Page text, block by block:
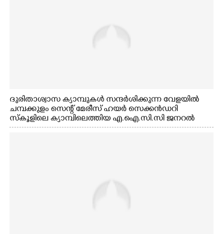
ദുരിതാശ്വാസ ക്യാമ്പുകൾ സന്ദർശിക്കുന്ന വേളയിൽ
ചമ്പക്കുളം സെന്റ് മേരീസ് ഹയർ സെക്കൻഡറി
സ്കൂളിലെ ക്യാമ്പിലെത്തിയ എ.ഐ.സി.സി ജനറൽ
സെക്രട്ടറി കെ.സി വേണുഗോപാൽ എം.പി കുരുന്നിനെ